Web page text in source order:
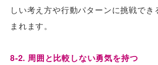
しい考え方や行動パターンに挑戦でき
まれます。
8-2. 周囲と比較しない勇気を持つ